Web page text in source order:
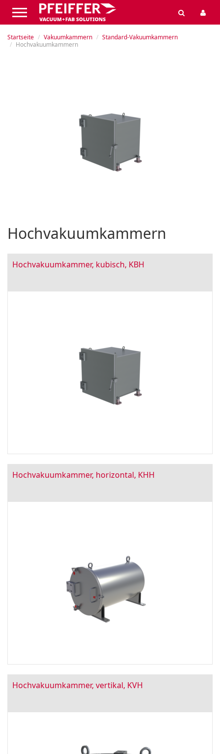
Startseite Vakuumkammern
Standard-Vakuumkammern
Hochvakuumkammern
Hochvakuumkammern
Hochvakuumkammer, kubisch, KBH
Hochvakuumkammer, horizontal, KHH
Hochvakuumkammer, vertikal, KVH